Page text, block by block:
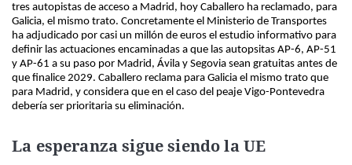
tres autopistas de acceso a Madrid, hoy Caballero ha reclamado, para
Galicia, el mismo trato. Concretamente el Ministerio de Transportes
ha adjudicado por casi un millón de euros el estudio informativo para
definir las actuaciones encaminadas a que las autopsitas AP-6, AP-51
y AP-61 a su paso por Madrid, Ávila y Segovia sean gratuitas antes de
que finalice 2029. Caballero reclama para Galicia el mismo trato que
para Madrid, y considera que en el caso del peaje Vigo-Pontevedra
debería ser prioritaria su eliminación.
La esperanza sigue siendo la UE